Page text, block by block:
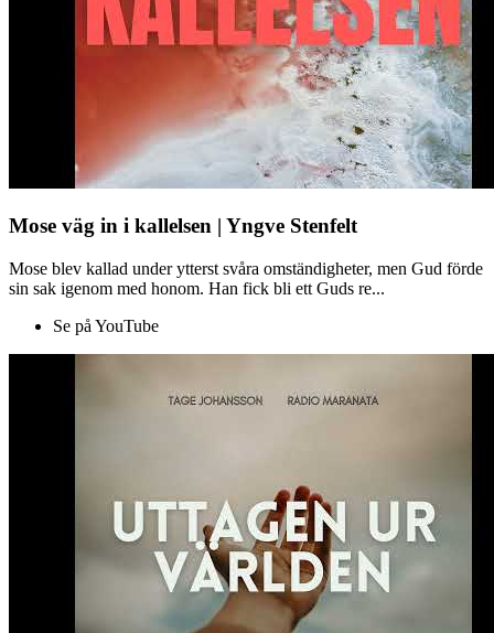
Mose väg in i kallelsen | Yngve Stenfelt
Mose blev kallad under ytterst svåra omständigheter, men Gud förde
sin sak igenom med honom. Han fick bli ett Guds re...
Se på YouTube